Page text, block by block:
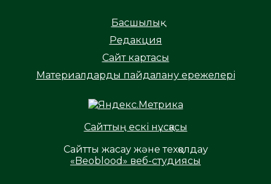
Басшылық
Редакция
Сайт картасы
Материалдарды пайдалану ережелері
Сайттың ескі нұсқасы
Сайтты жасау және техқолдау
«Beoblood» веб-студиясы